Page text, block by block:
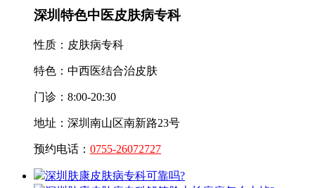
深圳特色中医皮肤病专科
性质： 皮肤病专科
特色： 中西医结合治皮肤
门诊： 8:00-20:30
地址： 深圳南山区南新路23号
预约电话： 0755-26072727
深圳肤康皮肤病专科可靠吗?